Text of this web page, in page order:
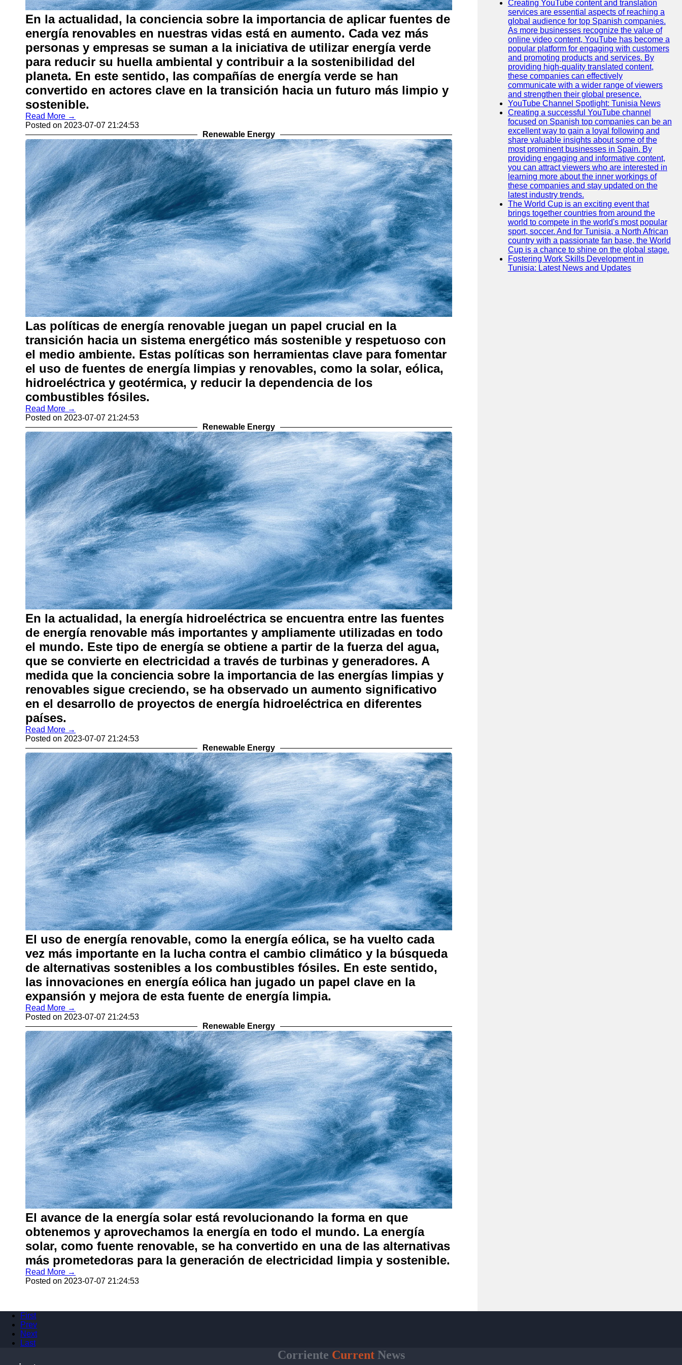
En la actualidad, la conciencia sobre la importancia de aplicar fuentes de
energía renovables en nuestras vidas está en aumento. Cada vez más
personas y empresas se suman a la iniciativa de utilizar energía verde
para reducir su huella ambiental y contribuir a la sostenibilidad del
planeta. En este sentido, las compañías de energía verde se han
convertido en actores clave en la transición hacia un futuro más limpio y
sostenible.
Read More →
Posted on 2023-07-07 21:24:53
Renewable Energy
Las políticas de energía renovable juegan un papel crucial en la
transición hacia un sistema energético más sostenible y respetuoso con
el medio ambiente. Estas políticas son herramientas clave para fomentar
el uso de fuentes de energía limpias y renovables, como la solar, eólica,
hidroeléctrica y geotérmica, y reducir la dependencia de los
combustibles fósiles.
Read More →
Posted on 2023-07-07 21:24:53
Renewable Energy
En la actualidad, la energía hidroeléctrica se encuentra entre las fuentes
de energía renovable más importantes y ampliamente utilizadas en todo
el mundo. Este tipo de energía se obtiene a partir de la fuerza del agua,
que se convierte en electricidad a través de turbinas y generadores. A
medida que la conciencia sobre la importancia de las energías limpias y
renovables sigue creciendo, se ha observado un aumento significativo
en el desarrollo de proyectos de energía hidroeléctrica en diferentes
países.
Read More →
Posted on 2023-07-07 21:24:53
Renewable Energy
El uso de energía renovable, como la energía eólica, se ha vuelto cada
vez más importante en la lucha contra el cambio climático y la búsqueda
de alternativas sostenibles a los combustibles fósiles. En este sentido,
las innovaciones en energía eólica han jugado un papel clave en la
expansión y mejora de esta fuente de energía limpia.
Read More →
Posted on 2023-07-07 21:24:53
Renewable Energy
El avance de la energía solar está revolucionando la forma en que
obtenemos y aprovechamos la energía en todo el mundo. La energía
solar, como fuente renovable, se ha convertido en una de las alternativas
más prometedoras para la generación de electricidad limpia y sostenible.
Read More →
Posted on 2023-07-07 21:24:53
Creating YouTube content and translation
services are essential aspects of reaching a
global audience for top Spanish companies.
As more businesses recognize the value of
online video content, YouTube has become a
popular platform for engaging with customers
and promoting products and services. By
providing high-quality translated content,
these companies can effectively
communicate with a wider range of viewers
and strengthen their global presence.
YouTube Channel Spotlight: Tunisia News
Creating a successful YouTube channel
focused on Spanish top companies can be an
excellent way to gain a loyal following and
share valuable insights about some of the
most prominent businesses in Spain. By
providing engaging and informative content,
you can attract viewers who are interested in
learning more about the inner workings of
these companies and stay updated on the
latest industry trends.
The World Cup is an exciting event that
brings together countries from around the
world to compete in the world's most popular
sport, soccer. And for Tunisia, a North African
country with a passionate fan base, the World
Cup is a chance to shine on the global stage.
Fostering Work Skills Development in
Tunisia: Latest News and Updates
First
Prev
Next
Last
Corriente CurrentNews